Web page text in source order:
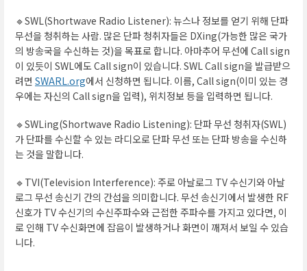
🔹SWL(Shortwave Radio Listener): 뉴스나 정보를 얻기 위해 단파
무선을 청취하는 사람. 많은 단파 청취자들은 DXing(가능한 많은 국가
의 방송국을 수신하는 것)을 목표로 합니다. 아마추어 무선에 Call sign
이 있듯이 SWL에도 Call sign이 있습니다. SWL Call sign을 발급받으
려면 SWARL.org에서 신청하면 됩니다. 이름, Call sign(이미 있는 경
우에는 자신의 Call sign을 입력), 위치정보 등을 입력하면 됩니다.
🔹SWLing(Shortwave Radio Listening): 단파 무선 청취자(SWL)
가 단파를 수신할 수 있는 라디오로 단파 무선 또는 단파 방송을 수신하
는 것을 말합니다.
🔹TVI(Television Interference): 주로 아날로그 TV 수신기와 아날
로그 무선 송신기 간의 간섭을 의미합니다. 무선 송신기에서 발생한 RF
신호가 TV 수신기의 수신주파수와 근접한 주파수를 가지고 있다면, 이
로 인해 TV 수신화면에 잡음이 발생하거나 화면이 깨져서 보일 수 있습
니다.